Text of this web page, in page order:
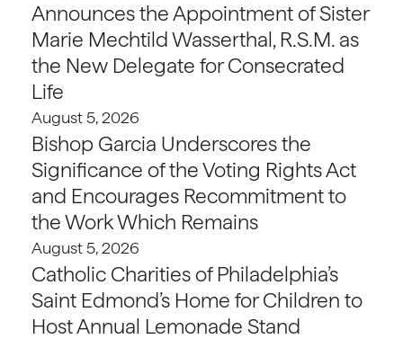
Announces the Appointment of Sister
Marie Mechtild Wasserthal, R.S.M. as
the New Delegate for Consecrated
Life
August 5, 2026
Bishop Garcia Underscores the
Significance of the Voting Rights Act
and Encourages Recommitment to
the Work Which Remains
August 5, 2026
Catholic Charities of Philadelphia’s
Saint Edmond’s Home for Children to
Host Annual Lemonade Stand